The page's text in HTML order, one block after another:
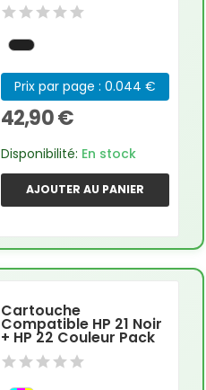
Prix par page : 0.044 €
42,90 €
Disponibilité: En stock
AJOUTER AU PANIER
Cartouche
Compatible HP 21 Noir
+ HP 22 Couleur Pack